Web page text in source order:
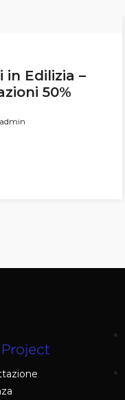
in Edilizia –
50%
admin